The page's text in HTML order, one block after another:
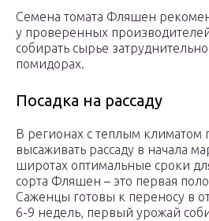
Семена томата Фляшен
у проверенных
собирать сырье
помидорах.
Посадка на рассаду
В регионах с теплым климатом
высаживать рассаду в начала
широтах оптимальные сроки
сорта Фляшен – это первая
Саженцы готовы к переносу в
6-9 недель, первый урожай